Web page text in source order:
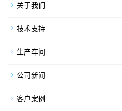
关于我们
技术支持
生产车间
公司新闻
客户案例